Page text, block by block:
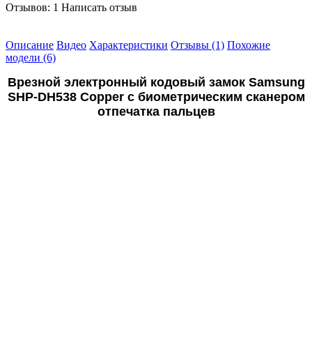
Отзывов: 1 Написать отзыв
Описание Видео Характеристики Отзывы (1) Похожие
модели (6)
Врезной электронный кодовый замок Samsung
SHP-DH538 Copper с биометрическим сканером
отпечатка пальцев